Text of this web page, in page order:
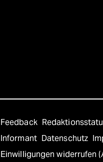
Feedback
Informant Datenschutz
Einwilligungen widerrufen